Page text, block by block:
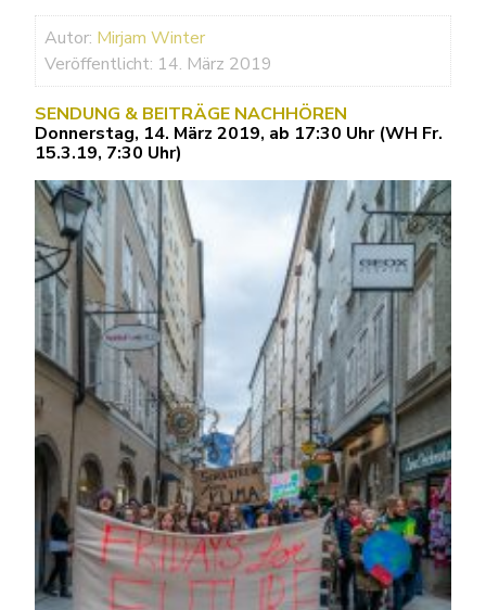
Autor: Mirjam Winter
Veröffentlicht: 14. März 2019
SENDUNG & BEITRÄGE NACHHÖREN
Donnerstag, 14. März 2019, ab 17:30 Uhr (WH Fr.
15.3.19, 7:30 Uhr)